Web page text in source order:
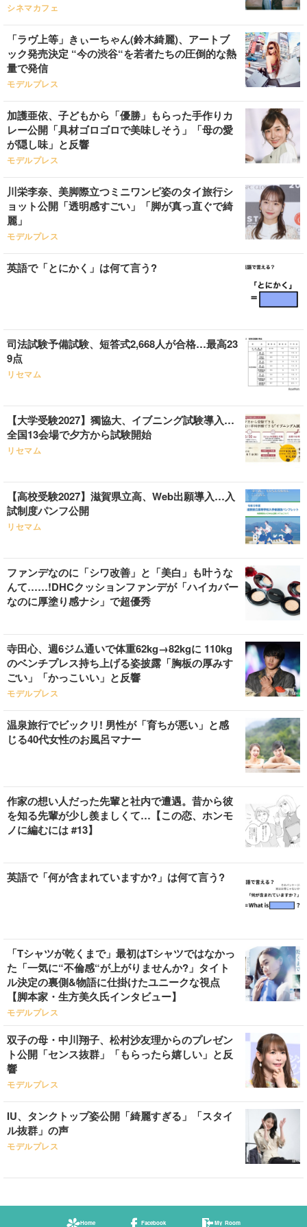
シネマカフェ
「ラヴ上等」きぃーちゃん(鈴木綺麗)、アートブ
ック発売決定 “今の渋谷“を若者たちの圧倒的な熱
量で発信
モデルプレス
加護亜依、子どもから「優勝」もらった手作りカ
レー公開「具材ゴロゴロで美味しそう」「母の愛
が隠し味」と反響
モデルプレス
川栄李奈、美脚際立つミニワンピ姿のタイ旅行シ
ョット公開「透明感すごい」「脚が真っ直ぐで綺
麗」
モデルプレス
英語で「とにかく」は何て言う?
司法試験予備試験、短答式2,668人が合格…最高23
9点
リセマム
【大学受験2027】獨協大、イブニング試験導入…
全国13会場で夕方から試験開始
リセマム
【高校受験2027】滋賀県立高、Web出願導入…入
試制度パンフ公開
リセマム
ファンデなのに「シワ改善」と「美白」も叶うな
んて……!DHCクッションファンデが「ハイカバー
なのに厚塗り感ナシ」で超優秀
寺田心、週6ジム通いで体重62kg→82kgに 110kg
のベンチプレス持ち上げる姿披露「胸板の厚みす
ごい」「かっこいい」と反響
モデルプレス
温泉旅行でビックリ! 男性が「育ちが悪い」と感
じる40代女性のお風呂マナー
作家の想い人だった先輩と社内で遭遇。昔から彼
を知る先輩が少し羨ましくて…【この恋、ホンモ
ノに編むには #13】
英語で「何が含まれていますか?」は何て言う?
「Tシャツが乾くまで」最初はTシャツではなかっ
た「一気に“不倫感“が上がりませんか?」タイト
ル決定の裏側&物語に仕掛けたユニークな視点
【脚本家・生方美久氏インタビュー】
モデルプレス
双子の母・中川翔子、松村沙友理からのプレゼン
ト公開「センス抜群」「もらったら嬉しい」と反
響
モデルプレス
IU、タンクトップ姿公開「綺麗すぎる」「スタイ
ル抜群」の声
モデルプレス
Home Facebook My Room